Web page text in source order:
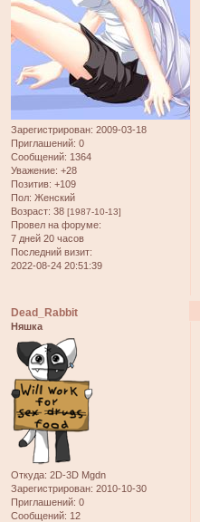
Зарегистрирован: 2009-03-18
Приглашений: 0
Сообщений: 1364
Уважение: +28
Позитив: +109
Пол: Женский
Возраст: 38 [1987-10-13]
Провел на форуме:
7 дней 20 часов
Последний визит:
2022-08-24 20:51:39
Dead_Rabbit
Няшка
Откуда: 2D-3D Mgdn
Зарегистрирован: 2010-10-30
Приглашений: 0
Сообщений: 12